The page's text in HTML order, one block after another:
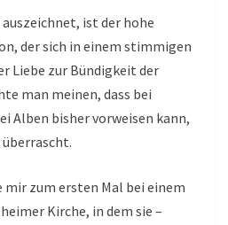
ist der hohe
der sich in einem stimmigen
Liebe zur Bündigkeit der
man meinen, dass bei
Alben bisher vorweisen kann,
mir zum ersten Mal bei einem
Kirche, in dem sie –